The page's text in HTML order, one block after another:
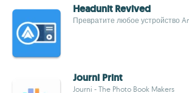
Headunit Revived
Превратите любое устройство
Journi Print
Journi - The Photo Book Makers